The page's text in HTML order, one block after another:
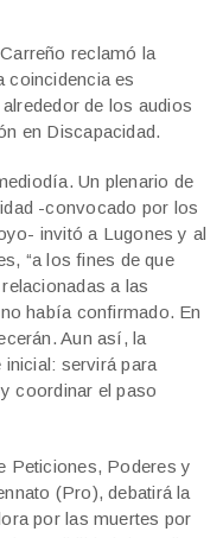
reclamó la
coincidencia es
de los audios
en Discapacidad.
Un plenario de
-convocado por los
invitó a Lugones y al
“a los fines de que
a las
había confirmado. En
Aun así, la
servirá para
coordinar el paso
Peticiones, Poderes y
(Pro), debatirá la
por las muertes por